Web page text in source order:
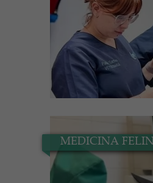
MEDICINA